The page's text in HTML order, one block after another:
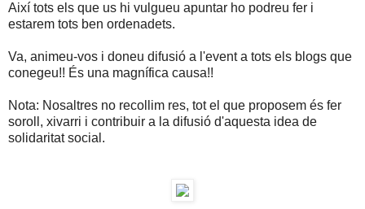
Així tots els que us hi vulgueu apuntar ho podreu fer i
estarem tots ben ordenadets.
Va, animeu-vos i doneu difusió a l'event a tots els blogs que
conegeu!! És una magnífica causa!!
Nota: Nosaltres no recollim res, tot el que proposem és fer
soroll, xivarri i contribuir a la difusió d'aquesta idea de
solidaritat social.